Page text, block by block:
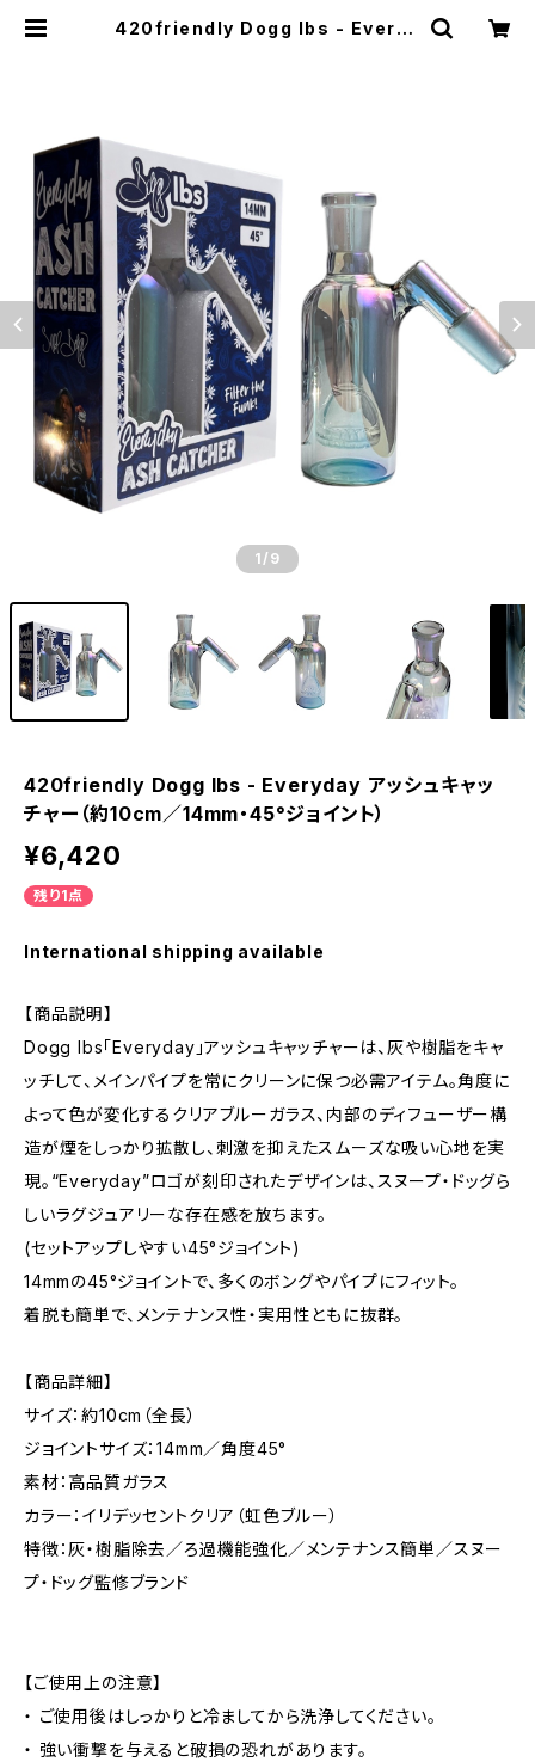
420friendly Dogg lbs - Everyd
1 /9
420friendly Dogg lbs - Everyday アッシュキャッ
チャー（約10cm／14mm・45°ジョイント）
¥6,420
残り1点
International shipping available
【商品説明】
Dogg lbs「Everyday」アッシュキャッチャーは、灰や樹脂をキャ
ッチして、メインパイプを常にクリーンに保つ必需アイテム。角度に
よって色が変化するクリアブルーガラス、内部のディフューザー構
造が煙をしっかり拡散し、刺激を抑えたスムーズな吸い心地を実
現。“Everyday”ロゴが刻印されたデザインは、スヌープ・ドッグら
しいラグジュアリーな存在感を放ちます。
(セットアップしやすい45°ジョイント)
14mmの45°ジョイントで、多くのボングやパイプにフィット。
着脱も簡単で、メンテナンス性・実用性ともに抜群。
【商品詳細】
サイズ：約10cm（全長）
ジョイントサイズ：14mm／角度45°
素材：高品質ガラス
カラー：イリデッセントクリア（虹色ブルー）
特徴：灰・樹脂除去／ろ過機能強化／メンテナンス簡単／スヌー
プ・ドッグ監修ブランド
【ご使用上の注意】
・ ご使用後はしっかりと冷ましてから洗浄してください。
・ 強い衝撃を与えると破損の恐れがあります。